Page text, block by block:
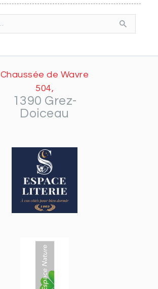
Chaussée de Wavre
504,
1390 Grez-
Doiceau